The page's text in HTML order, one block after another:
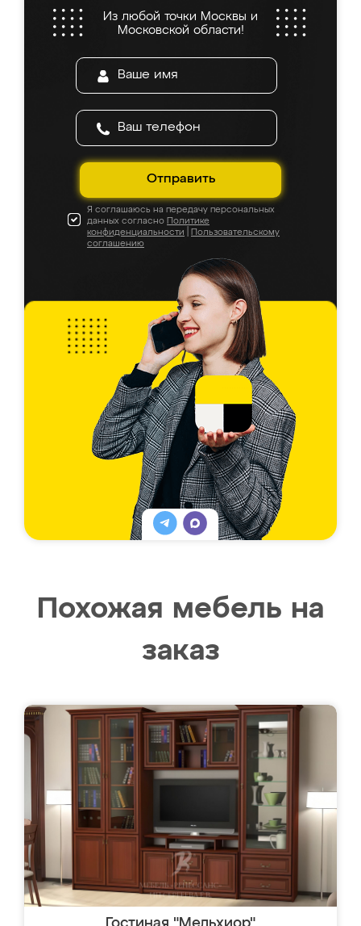
Из любой точки Москвы и
Московской области!
Отправить
Я соглашаюсь на передачу персональных
данных согласно Политике
конфиденциальности
Пользовательскому
соглашению
Похожая мебель на
заказ